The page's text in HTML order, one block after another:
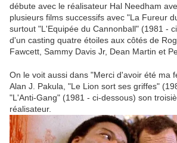
débute avec le réalisateur Hal Needham
plusieurs films successifs avec "La Fureur
surtout "L'Equipée du Cannonball" (1981 -
d'un casting quatre étoiles aux côtés de
Fawcett, Sammy Davis Jr, Dean Martin et
On le voit aussi dans "Merci d'avoir été ma
Alan J. Pakula, "Le Lion sort ses griffes"
"L'Anti-Gang" (1981 - ci-dessous) son
réalisateur.